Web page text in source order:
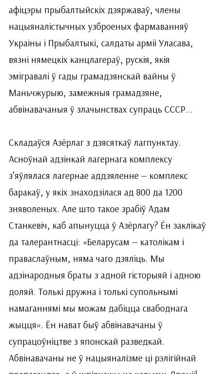
афіцэры прыбалтыйскіх дзяржаваў, члены
нацыяналістычных узброеных фармаванняў
Украіны і Прыбалтыкі, салдаты арміі Уласава,
вязні нямецкіх канцлагераў, рускія, якія
эмігравалі ў гады грамадзянскай вайны ў
Маньчжурыю, замежныя грамадзяне,
абвінавачаныя ў злачынствах супраць СССР...
Складаўся Азёрлаг з дзясяткаў лагпунктау.
Асноўнай адзінкай лагернага комплексу
з’яўлялася лагернае аддзяленне — комплекс
баракаў, у якіх знаходзілася ад 800 да 1200
зняволеных. Але што такое зрабіў Адам
Станкевіч, каб апынуцца ў Азёрлагу? Ён заклікаў
да талерантнасці: «Беларусам — католікам і
праваслаўным, няма чаго дзяліць. Мы
адзінародныя браты з адной гісторыяй і адною
доляй. Толькі дружна і толькі супольнымі
намаганнямі мы можам дабіцца свабоднага
жыцця». Ён нават быў абвінавачаны ў
супрацоўніцтве з японскай разведкай.
Абвінавачаны не ў нацыяналізме ці рэлігійнай